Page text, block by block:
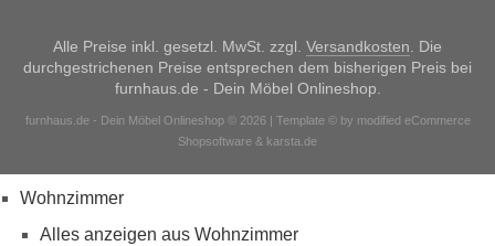
Alle Preise inkl. gesetzl. MwSt. zzgl. Versandkosten . Die
durchgestrichenen Preise entsprechen dem bisherigen Preis bei
furnhaus.de - Dein Möbel Onlineshop.
furnhaus.de - Dein Möbel Onlineshop © 2026 | Template © by modified eCommerce
Shopsoftware & karsta.de
Wohnzimmer
Alles anzeigen aus Wohnzimmer